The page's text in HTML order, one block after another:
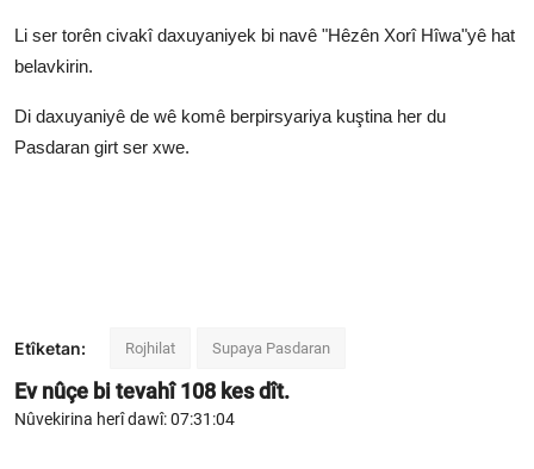
Li ser torên civakî daxuyaniyek bi navê "Hêzên Xorî Hîwa"yê hat
belavkirin.
Di daxuyaniyê de wê komê berpirsyariya kuştina her du
Pasdaran girt ser xwe.
Etîketan: Rojhilat Supaya Pasdaran
Ev nûçe bi tevahî108 kes dît.
Nûvekirina herî dawî: 07:31:04